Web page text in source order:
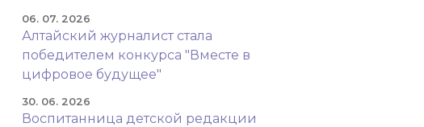
06. 07. 2026
Алтайский журналист стала
победителем конкурса "Вместе в
цифровое будущее"
30. 06. 2026
Воспитанница детской редакции